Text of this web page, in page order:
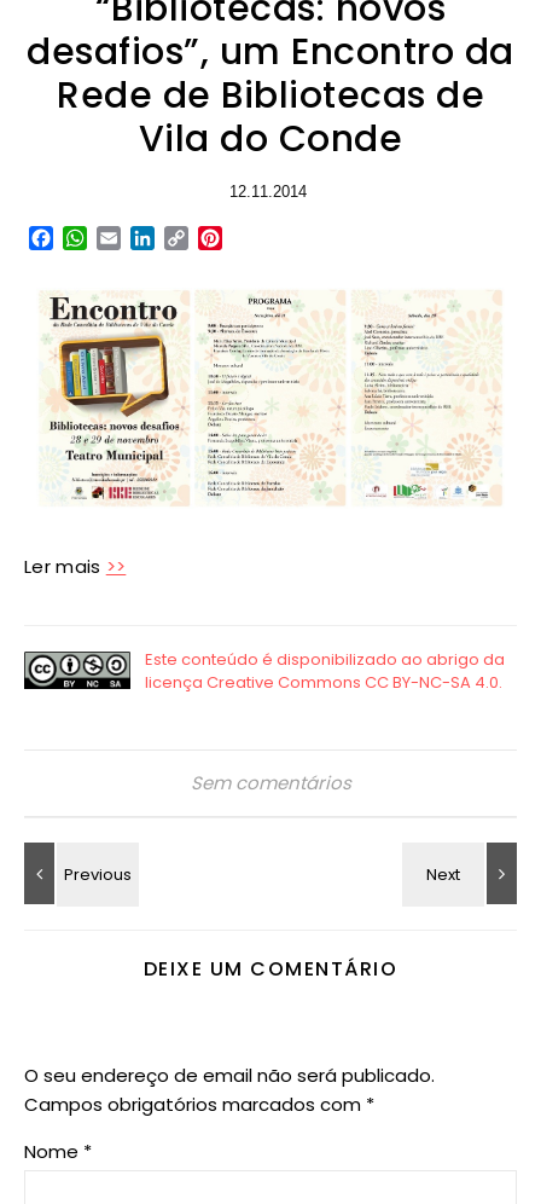
desafios”, um Encontro da
Rede de Bibliotecas de
Vila do Conde
12.11.2014
Facebook
WhatsApp
EmailLinkedIn
Copy
Ler mais >>
Sem comentários
DEIXE UM COMENTÁRIO
O seu endereço de email não será publicado.
Campos obrigatórios marcados com *
Nome *